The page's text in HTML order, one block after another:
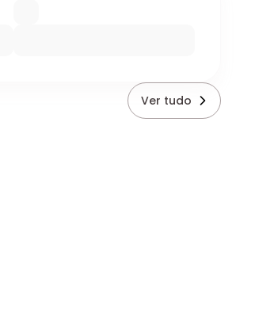
Ver tudo